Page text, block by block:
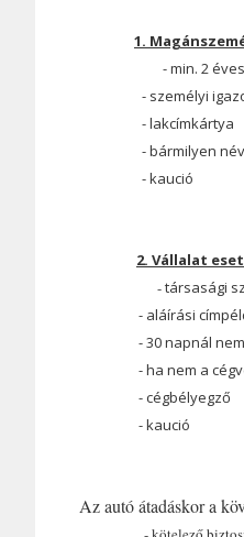
1.
- min. 2
- személyi
- lakcímkártya
- bármilyen névre
- kaució
2. Vállalat
-társasági
- aláírási
- 30 napnál nem
- ha nem a
- cégbélyegző
- kaució
Az autó átadáskor a